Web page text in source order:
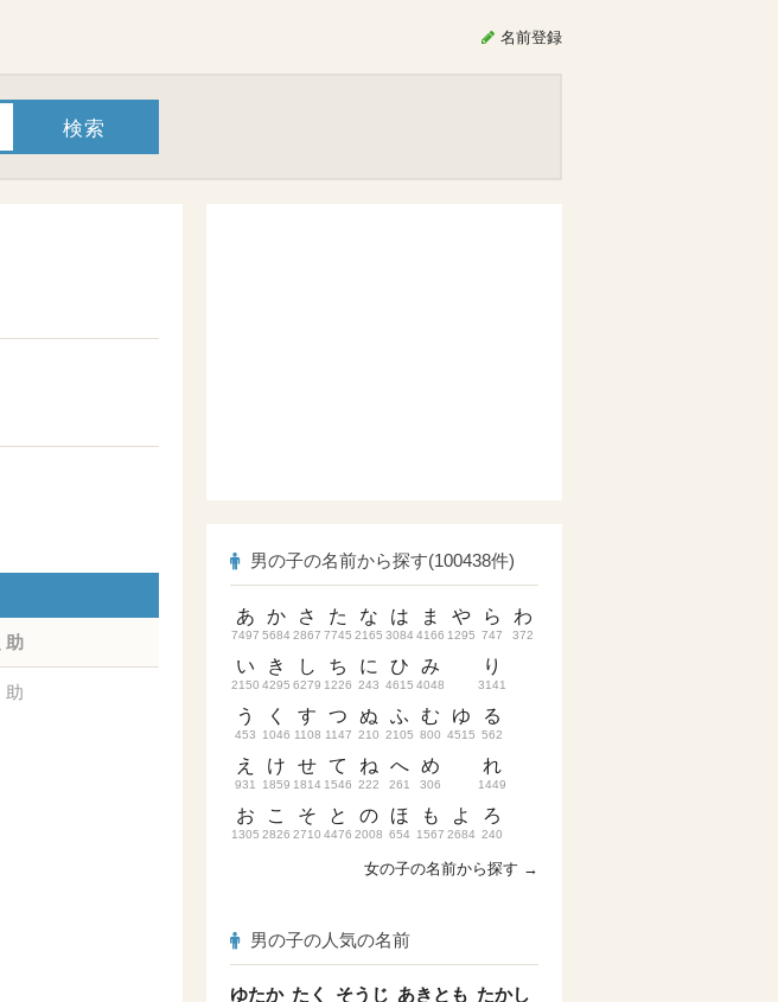
名前登録
助
助
男の子の名前から探す(100438件)
あ
7497
い
2150
う
453
え
931
お
1305
か
5684
き
4295
く
1046
け
1859
こ
2826
さ
2867
し
6279
す
1108
せ
1814
そ
2710
た
7745
ち
1226
つ
1147
て
1546
と
4476
な
2165
に
243
ぬ
210
ね
222
の
2008
は
3084
ひ
4615
ふ
2105
へ
261
ほ
654
ま
4166
み
4048
む
800
め
306
も
1567
や
1295
ゆ
4515
よ
2684
ら
747
り
3141
る
562
れ
1449
ろ
240
わ
372
女の子の名前から探す →
男の子の人気の名前
ゆたか たく そうじ あきとも たかし